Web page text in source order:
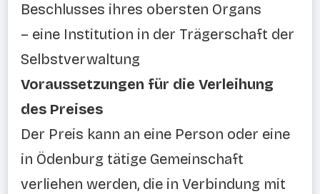
Beschlusses ihres obersten Organs
– eine Institution in der Trägerschaft der
Selbstverwaltung
Voraussetzungen für die Verleihung
des Preises
Der Preis kann an eine Person oder eine
in Ödenburg tätige Gemeinschaft
verliehen werden, die in Verbindung mit